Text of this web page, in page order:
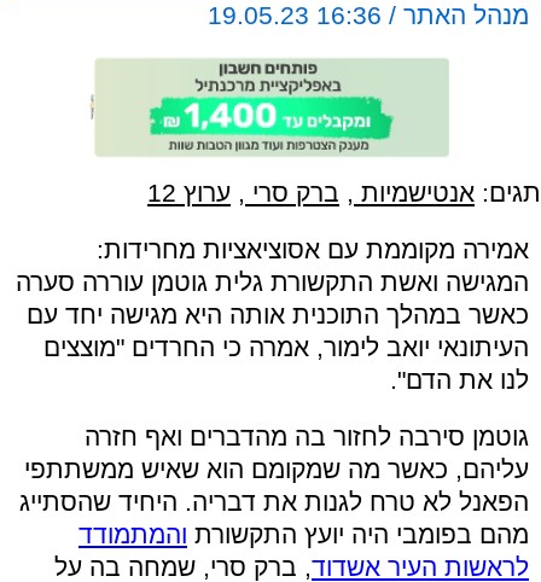
מנהל האתר / 16:36 19.05.23
תגים: אנטישמיות , ברק סרי , ערוץ 12
אמירה מקוממת עם אסוציאציות מחרידות:
המגישה ואשת התקשורת גלית גוטמן עוררה סערה
כאשר במהלך התוכנית אותה היא מגישה יחד עם
העיתונאי יואב לימור, אמרה כי החרדים "מוצצים
לנו את הדם".
גוטמן סירבה לחזור בה מהדברים ואף חזרה
עליהם, כאשר מה שמקומם הוא שאיש ממשתתפי
הפאנל לא טרח לגנות את דבריה. היחיד שהסתייג
מהם בפומבי היה יועץ התקשורת והמתמודד
לראשות העיר אשדוד, ברק סרי, שמחה בה על